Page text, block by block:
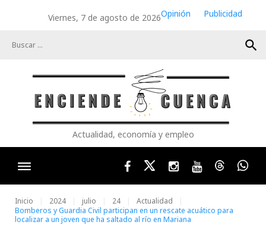
Viernes, 7 de agosto de 2026Opinión
Publicidad
search
Actualidad, economía y empleo
FacebookTwitterInstagram
YoutubeThreads
Inicio 2024 julio 24
Actualidad
Bomberos y Guardia Civil participan en un rescate acuático para
localizar a un joven que ha saltado al río en Mariana